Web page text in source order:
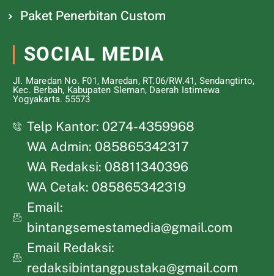
Paket Penerbitan Custom
SOCIAL MEDIA
Jl. Maredan No. F01, Maredan, RT.06/RW.41, Sendangtirto,
Kec. Berbah, Kabupaten Sleman, Daerah Istimewa
Yogyakarta. 55573
Telp Kantor: 0274-4359968
WA Admin: 085865342317
WA Redaksi: 08811340396
WA Cetak: 085865342319
Email:
bintangsemestamedia@gmail.com
Email Redaksi:
redaksibintangpustaka@gmail.com